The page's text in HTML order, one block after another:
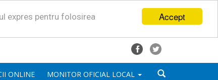
Accept
expres pentru folosirea
ONLINE MONITOR OFICIAL LOCAL